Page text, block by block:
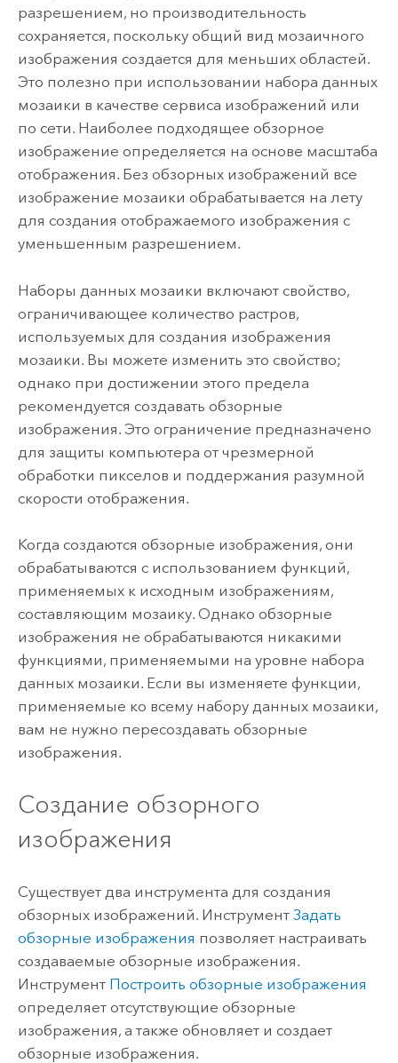
разрешением, но производительность
сохраняется, поскольку общий вид мозаичного
изображения создается для меньших областей.
Это полезно при использовании набора данных
мозаики в качестве сервиса изображений или
по сети. Наиболее подходящее обзорное
изображение определяется на основе масштаба
отображения. Без обзорных изображений все
изображение мозаики обрабатывается на лету
для создания отображаемого изображения с
уменьшенным разрешением.
Наборы данных мозаики включают свойство,
ограничивающее количество растров,
используемых для создания изображения
мозаики. Вы можете изменить это свойство;
однако при достижении этого предела
рекомендуется создавать обзорные
изображения. Это ограничение предназначено
для защиты компьютера от чрезмерной
обработки пикселов и поддержания разумной
скорости отображения.
Когда создаются обзорные изображения, они
обрабатываются с использованием функций,
применяемых к исходным изображениям,
составляющим мозаику. Однако обзорные
изображения не обрабатываются никакими
функциями, применяемыми на уровне набора
данных мозаики. Если вы изменяете функции,
применяемые ко всему набору данных мозаики,
вам не нужно пересоздавать обзорные
изображения.
Создание обзорного
изображения
Существует два инструмента для создания
обзорных изображений. Инструмент Задать
обзорные изображения позволяет настраивать
создаваемые обзорные изображения.
Инструмент Построить обзорные изображения
определяет отсутствующие обзорные
изображения, а также обновляет и создает
обзорные изображения.